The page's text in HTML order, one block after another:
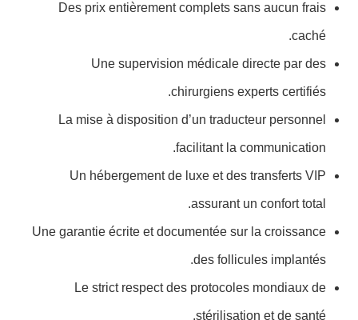
Des prix entièrement complets sans aucun frais
caché.
Une supervision médicale directe par des
chirurgiens experts certifiés.
La mise à disposition d’un traducteur personnel
facilitant la communication.
Un hébergement de luxe et des transferts VIP
assurant un confort total.
Une garantie écrite et documentée sur la croissance
des follicules implantés.
Le strict respect des protocoles mondiaux de
stérilisation et de santé.